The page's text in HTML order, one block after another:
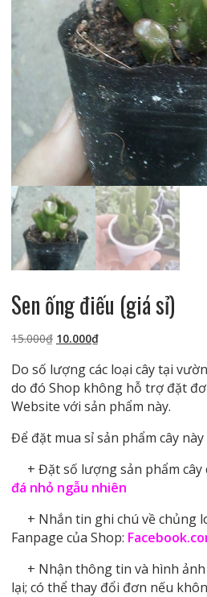
Sen ống điếu (giá sỉ)
15.000₫ Giá
là:
15.000₫.
10.000₫Giá
tại
là:
10.000₫.
Do số lượng các loại cây tại
do đó Shop không hỗ trợ đặt
Website với sản phẩm này.
Để đặt mua sỉ sản phẩm cây
+ Đặt số lượng sản phẩm cây
đá nhỏ ngẫu nhiên
+ Nhắn tin ghi chú về chủng
Fanpage của Shop:
+ Nhận thông tin và hình ảnh
lại; có thể thay đổi đơn nếu